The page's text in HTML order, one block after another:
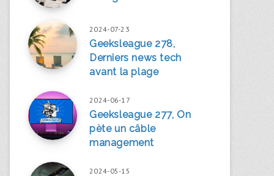
2024-07-23
Geeksleague 278,
Derniers news tech
avant la plage
2024-06-17
Geeksleague 277, On
pète un câble
management
2024-05-15